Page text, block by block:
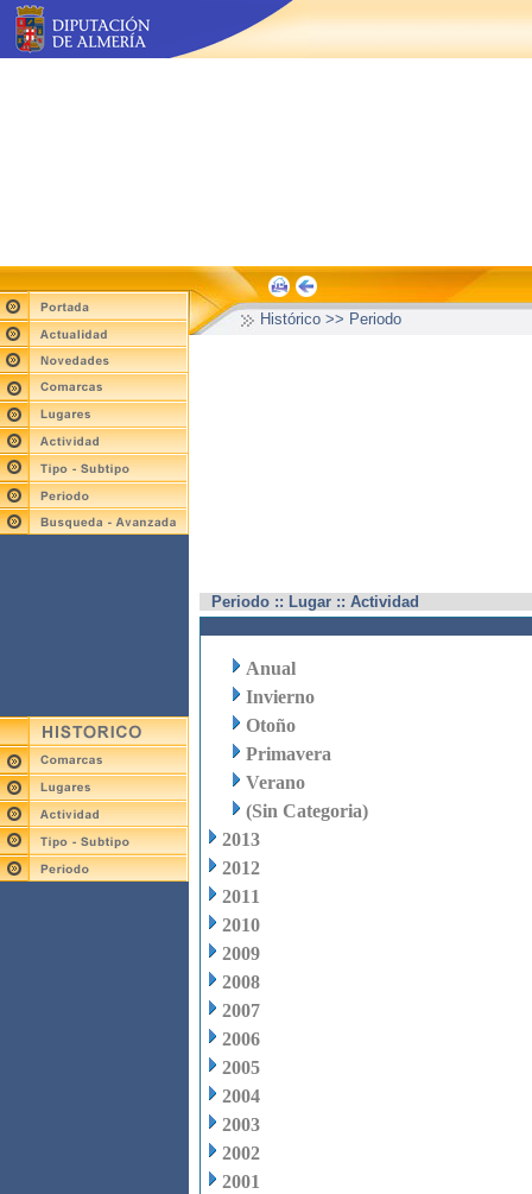
Histórico >> Periodo
Periodo :: Lugar :: Actividad
Anual
Invierno
Otoño
Primavera
Verano
(Sin Categoria)
2013
2012
2011
2010
2009
2008
2007
2006
2005
2004
2003
2002
2001